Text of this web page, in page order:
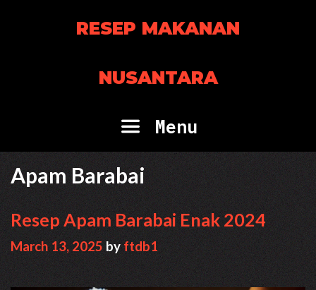
RESEP MAKANAN
NUSANTARA
Menu
Apam Barabai
Resep Apam Barabai Enak 2024
March 13, 2025 byftdb1